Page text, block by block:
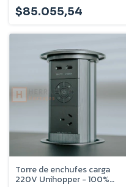
$85.055,54
Torre de enchufes carga
220V Unihopper - 100%